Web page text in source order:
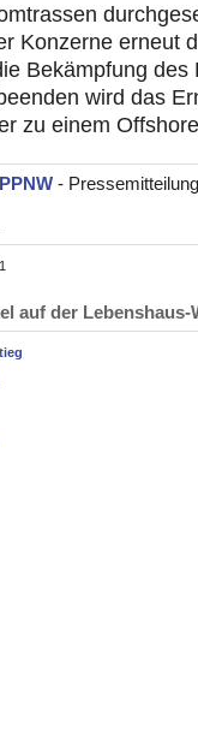
Konzerne erneut
Bekämpfung
wird das
zu einem
-
auf der